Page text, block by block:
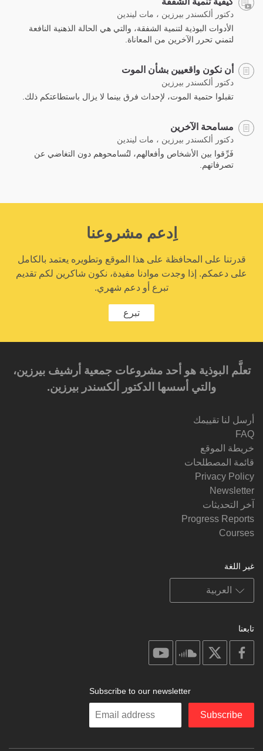
دكتور ألكسندر بيرزين ، مات ليندين
الأدوات البوذية لتنمية الشفقة، والتي هي الحالة الذهنية النافعة
لتمني تحرر الآخرين من المعاناة.
أن نكون واقعيين بشأن الموت
دكتور ألكسندر بيرزين
تقبلوا حتمية الموت، لإحداث فرق بينما لا يزال باستطاعتكم ذلك.
مسامحة الآخرين
دكتور ألكسندر بيرزين ، مات ليندين
فَرِّقوا بين الأشخاص وأفعالهم، لتُسامحوهم دون التغاضي عن
تصرفاتهم.
اِدعم مشروعنا
قدرتنا على المحافظة على هذا الموقع وتطويره يعتمد بالكامل
على دعمكم. إذا وجدت موادنا مفيدة، نكون شاكرين لكم تقديم
تبرع أو دعم شهري.
تبرع
تعلَّم البوذية هو أحد مشروعات جمعية أرشيف بيرزين،
والتي أسسها الدكتور ألكسندر بيرزين.‎‎
أرسل لنا تقييمك
FAQ
خريطة الموقع
قائمة المصطلحات
Privacy Policy
Newsletter
آخر التحديثات
Progress Reports
Courses
غير اللغة
تابعنا
facebook
soundcloud
Subscribe to our newsletter
Enter
Subscribe